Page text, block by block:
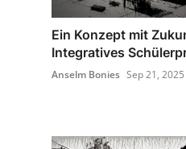
Ein Konzept mit
Integratives
Anselm Bonies Sep 21, 2025